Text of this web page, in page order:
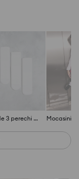
Set de 3 perechi de șosete Mocasini